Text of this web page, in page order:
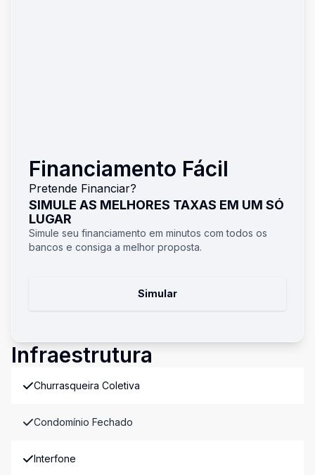
Financiamento Fácil
Pretende Financiar?
SIMULE AS MELHORES TAXAS EM UM SÓ
LUGAR
Simule seu financiamento em minutos com todos os
bancos e consiga a melhor proposta.
Simular
Infraestrutura
Churrasqueira Coletiva
Condomínio Fechado
Interfone